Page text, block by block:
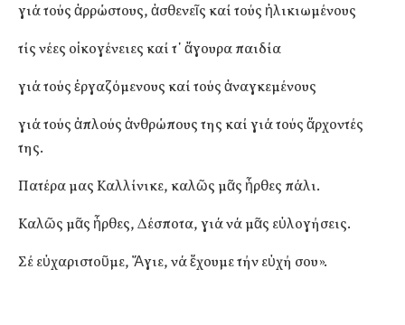
γιά τούς ἀρρώστους, ἀσθενεῖς καί τούς ἡλικιωμένους
τίς νέες οἰκογένειες καί τ᾽ ἄγουρα παιδία
γιά τούς ἐργαζόμενους καί τούς ἀναγκεμένους
γιά τούς ἁπλούς ἀνθρώπους της καί γιά τούς ἄρχοντές
της.
Πατέρα μας Καλλίνικε, καλῶς μᾶς ἦρθες πάλι.
Καλῶς μᾶς ἦρθες, Δέσποτα, γιά νά μᾶς εὐλογήσεις.
Σέ εὐχαριστοῦμε, Ἅγιε, νά ἔχουμε τήν εὐχή σου».